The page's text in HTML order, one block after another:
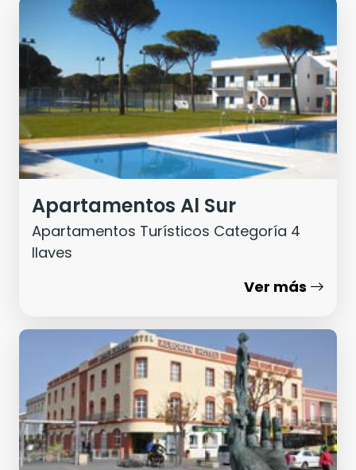
Apartamentos Al Sur
Apartamentos Turísticos Categoría 4
llaves
Ver más